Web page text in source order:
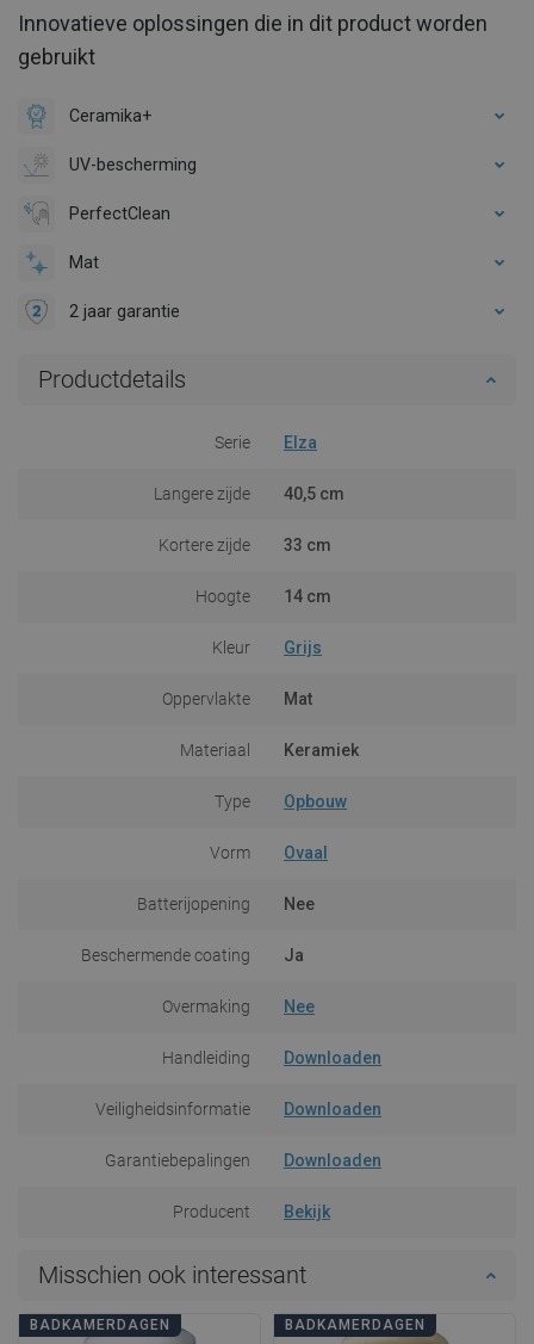
Innovatieve oplossingen die in dit product worden
gebruikt
Ceramika+
UV-bescherming
PerfectClean
Mat
2 jaar garantie
Productdetails
Serie Elza
Langere zijde 40,5 cm
Kortere zijde 33 cm
Hoogte 14 cm
Kleur Grijs
Oppervlakte Mat
Materiaal Keramiek
Type Opbouw
Vorm Ovaal
Batterijopening Nee
Beschermende coating Ja
Overmaking Nee
Handleiding Downloaden
Veiligheidsinformatie Downloaden
Garantiebepalingen Downloaden
Producent Bekijk
Misschien ook interessant
BADKAMERDAGEN BADKAMERDAGEN